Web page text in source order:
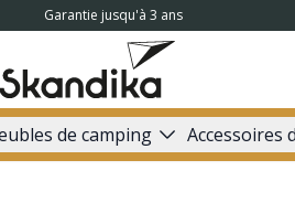
Garantie jusqu'à 3 ans
de camping Accessoires